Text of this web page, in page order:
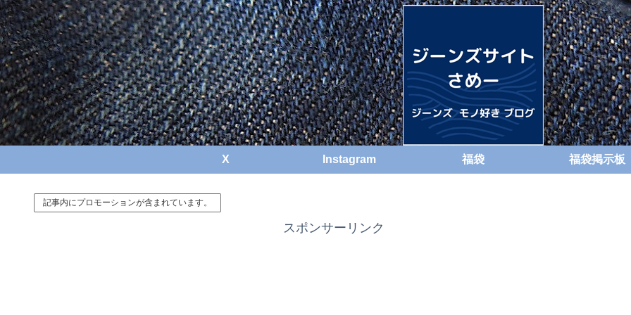
X Instagram 福袋 福袋掲示板
記事内にプロモーションが含まれています。
スポンサーリンク